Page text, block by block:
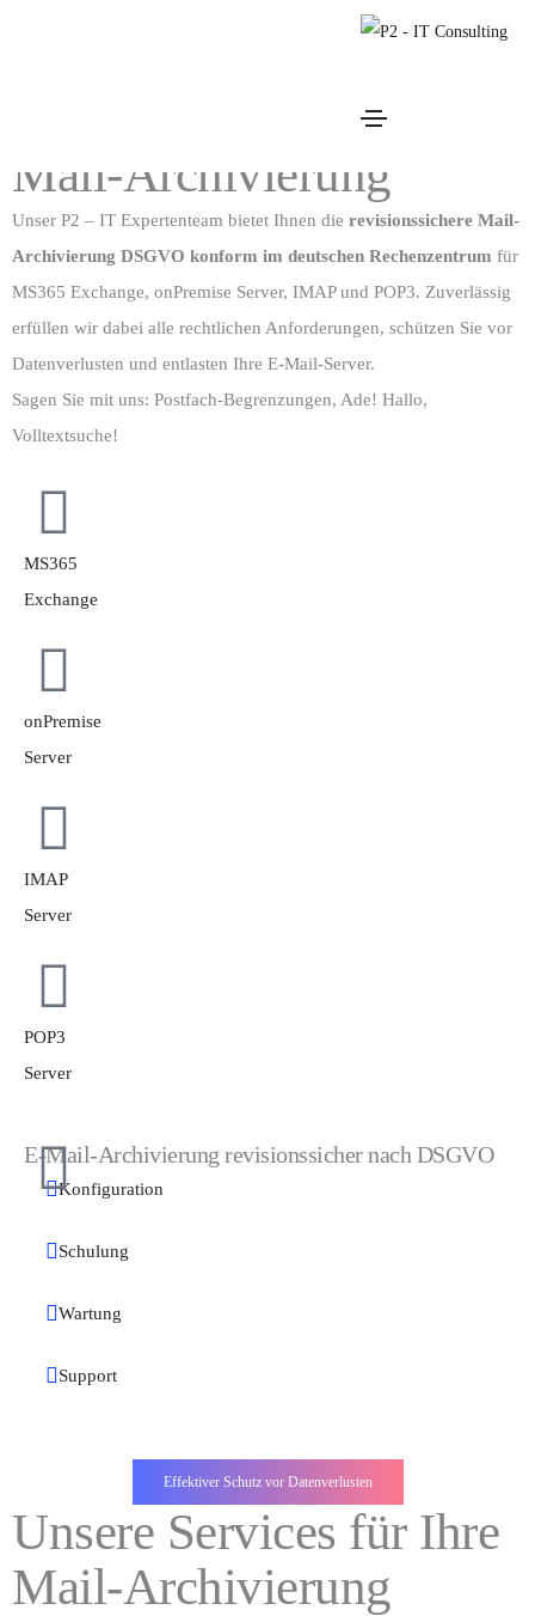
Mail-Archivierung
Mail-Archivierung
Unser P2 – IT Expertenteam bietet Ihnen die revisionssichere Mail-
Archivierung DSGVO konform im deutschen Rechenzentrum für
MS365 Exchange, onPremise Server, IMAP und POP3. Zuverlässig
erfüllen wir dabei alle rechtlichen Anforderungen, schützen Sie vor
Datenverlusten und entlasten Ihre E-Mail-Server.
Sagen Sie mit uns: Postfach-Begrenzungen, Ade! Hallo,
Volltextsuche!
MS365
Exchange
onPremise
Server
IMAP
Server
POP3
Server
Effektiver Schutz vor Datenverlusten
Unsere Services für Ihre
Mail-Archivierung
E-Mail-Archivierung revisionssicher nach DSGVO
Konfiguration
Schulung
Wartung
Support